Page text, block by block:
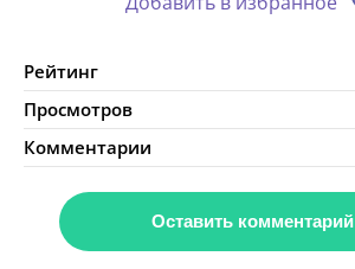
Рейтинг
Просмотров
Комментарии
Оставить комментарий